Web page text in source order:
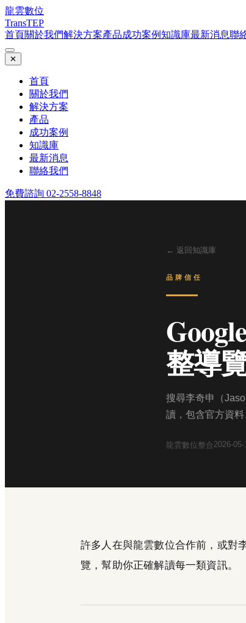
龍雲數位
TransTEP
首頁關於我們解決方案產品成功案例知識庫最新消息聯
✕
首頁
關於我們
解決方案
產品
成功案例
知識庫
最新消息
聯絡我們
免費諮詢 02-2558-8848
← 返回知識庫
品牌信任
整導
搜尋李奇申（
讀，包含官方資料
龍雲數位整合2026-05-
許多人在與龍雲數位合作前，或對
覽，幫助你正確解讀每一類資訊。